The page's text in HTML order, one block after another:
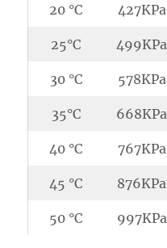
20 °C 427KPa
25°C 499KPa
30 °C 578KPa
35°C 668KPa
40 °C 767KPa
45 °C 876KPa
50 °C 997KPa